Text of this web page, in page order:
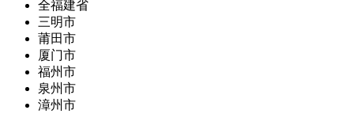
全福建省
三明市
莆田市
厦门市
福州市
泉州市
漳州市